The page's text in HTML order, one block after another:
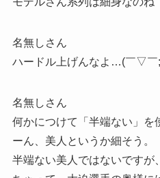
名無しさん
ハードル上げんなよ…(￣▽￣
名無しさん
何かにつけて「半端ない」を
ーん、美人というか細そう。
半端ない美人ではないですが